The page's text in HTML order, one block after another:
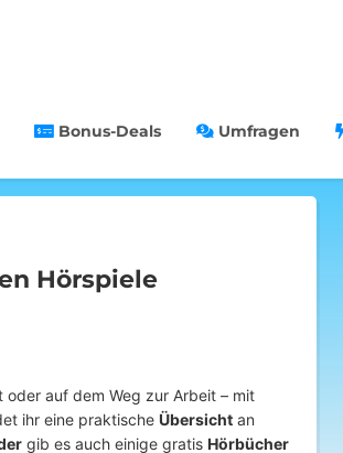
Bonus-Deals Umfragen
Hörspiele
auf dem Weg zur Arbeit – mit
ihr eine praktische Übersicht an
gib es auch einige gratis Hörbücher